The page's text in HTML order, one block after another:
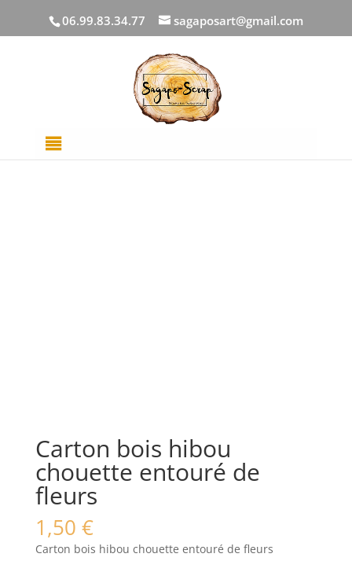
06.99.83.34.77 sagaposart@gmail.com
DECOUPES BOIS/Animaux
hibou chouette entouré de fleurs
Carton bois hibou
chouette entouré de
fleurs
1,50 €
Carton bois hibou chouette entouré de fleurs